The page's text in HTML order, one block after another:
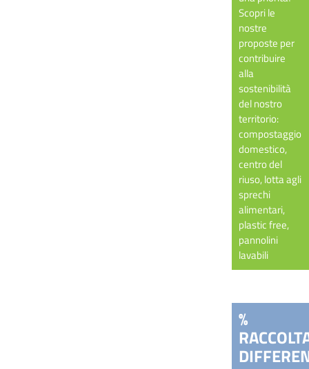
Scopri le
nostre
proposte per
contribuire
alla
sostenibilità
del nostro
territorio:
compostaggio
domestico,
centro del
riuso, lotta agli
sprechi
alimentari,
plastic free,
pannolini
lavabili
%